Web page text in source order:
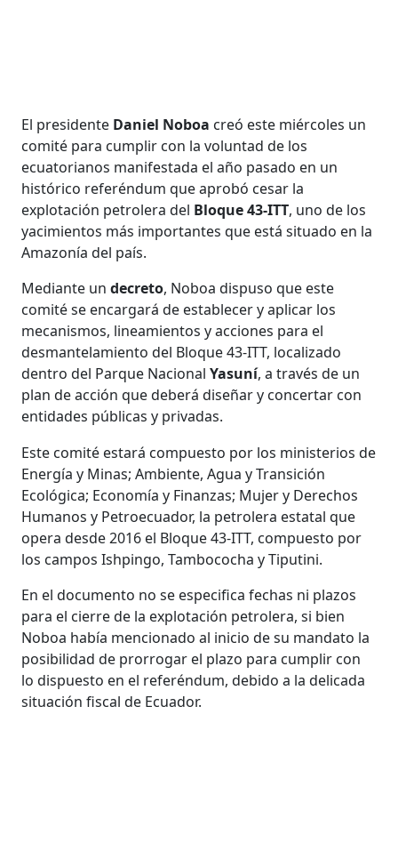
El presidente Daniel Noboa creó este miércoles un
comité para cumplir con la voluntad de los
ecuatorianos manifestada el año pasado en un
histórico referéndum que aprobó cesar la
explotación petrolera del Bloque 43-ITT, uno de los
yacimientos más importantes que está situado en la
Amazonía del país.
Mediante undecreto, Noboa dispuso que este
comité se encargará de establecer y aplicar los
mecanismos, lineamientos y acciones para el
desmantelamiento del Bloque 43-ITT, localizado
dentro del Parque NacionalYasuní, a través de un
plan de acción que deberá diseñar y concertar con
entidades públicas y privadas.
Este comité estará compuesto por los ministerios de
Energía y Minas; Ambiente, Agua y Transición
Ecológica; Economía y Finanzas; Mujer y Derechos
Humanos y Petroecuador, la petrolera estatal que
opera desde 2016 el Bloque 43-ITT, compuesto por
los campos Ishpingo, Tambococha y Tiputini.
En el documento no se especifica fechas ni plazos
para el cierre de la explotación petrolera, si bien
Noboa había mencionado al inicio de su mandato la
posibilidad de prorrogar el plazo para cumplir con
lo dispuesto en el referéndum, debido a la delicada
situación fiscal de Ecuador.